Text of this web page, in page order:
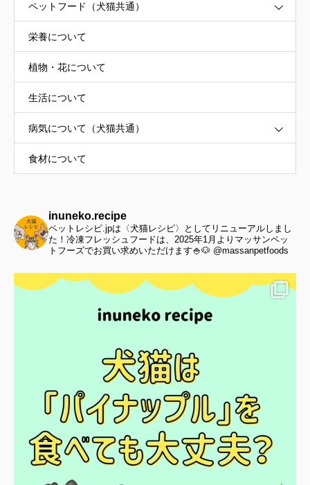
ペットフード（犬猫共通）
栄養について
植物・花について
生活について
病気について（犬猫共通）
食材について
inuneko.recipe
ペットレシピ.jpは〈犬猫レシピ〉としてリニューアルしまし
た！冷凍フレッシュフードは、2025年1月よりマッサンペッ
トフーズでお買い求めいただけます🍚🐶 @massanpetfoods